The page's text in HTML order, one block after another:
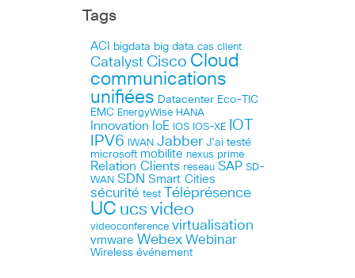
Tags
ACI bigdata big data cas client
Catalyst Cisco Cloud
communications
unifiées Datacenter Eco-TIC
EMC EnergyWise HANA
Innovation IoE IOS IOS-XE IOT
IPV6 IWAN Jabber J’ai testé
microsoft mobilite nexus prime
Relation Clients réseau SAP SD-
WAN SDN Smart Cities
sécurité test Téléprésence
UC ucs video
videoconference virtualisation
vmware Webex Webinar
Wireless événement